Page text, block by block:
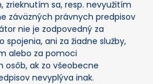
sa, resp. nevyužitím
záväzných právnych predpisov
nie je zodpovedný za
ani za žiadne služby,
alebo za pomoci
ak zo všeobecne
nevyplýva inak.